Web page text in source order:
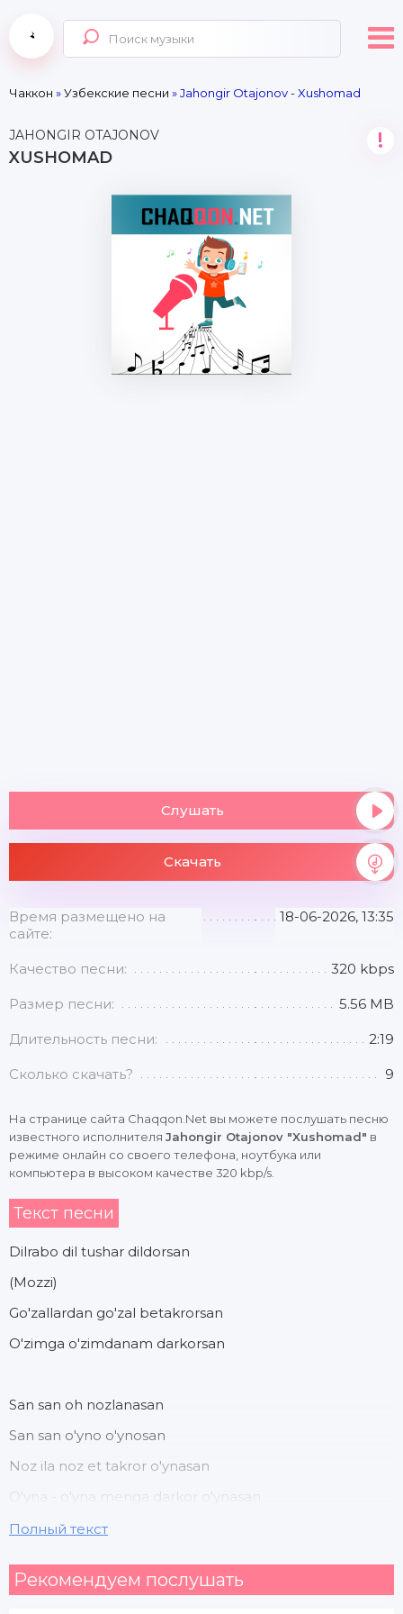
Чаккон »Узбекские песни » Jahongir Otajonov - Xushomad
JAHONGIR OTAJONOV
XUSHOMAD
!
Слушать
Скачать
Время размещено на
сайте:
18-06-2026, 13:35
Качество песни: 320 kbps
Размер песни: 5.56 MB
Длительность песни: 2:19
Сколько скачать? 9
На странице сайта Chaqqon.Net вы можете послушать песню
известного исполнителя Jahongir Otajonov "Xushomad" в
режиме онлайн со своего телефона, ноутбука или
компьютера в высоком качестве 320 kbp/s.
Текст песни
Dilrabo dil tushar dildorsan
(Mozzi)
Go'zallardan go'zal betakrorsan
O'zimga o'zimdanam darkorsan
San san oh nozlanasan
San san o'yno o'ynosan
Noz ila noz et takror o'ynasan
O'yna - o'yna menga darkor o'ynasan
Полный текст
Рекомендуем послушать